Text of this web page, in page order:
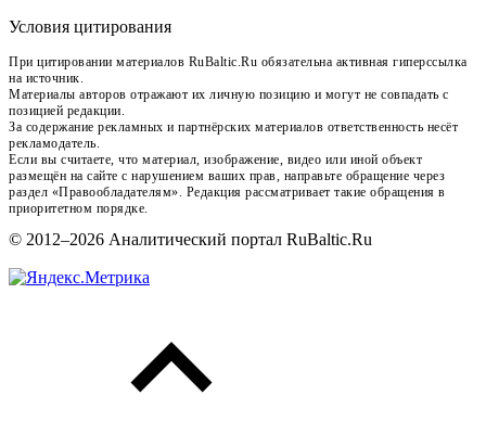
Условия цитирования
При цитировании материалов RuBaltic.Ru обязательна активная гиперссылка
на источник.
Материалы авторов отражают их личную позицию и могут не совпадать с
позицией редакции.
За содержание рекламных и партнёрских материалов ответственность несёт
рекламодатель.
Если вы считаете, что материал, изображение, видео или иной объект
размещён на сайте с нарушением ваших прав, направьте обращение через
раздел «Правообладателям». Редакция рассматривает такие обращения в
приоритетном порядке.
© 2012–2026 Аналитический портал RuBaltic.Ru